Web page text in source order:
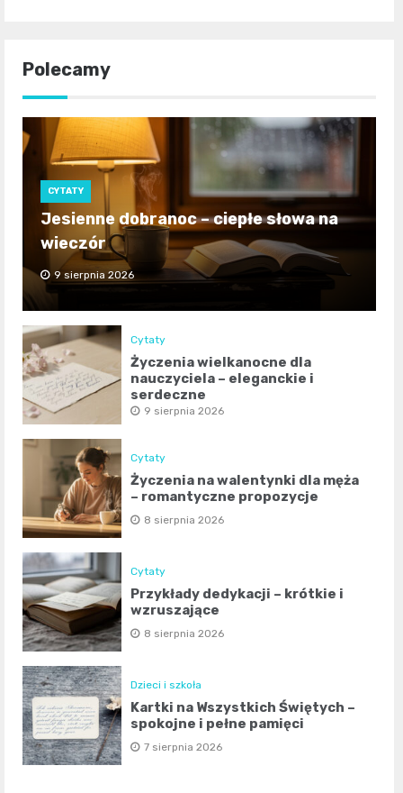
Polecamy
CYTATY
Jesienne dobranoc – ciepłe słowa na
wieczór
9 sierpnia 2026
Cytaty
Życzenia wielkanocne dla
nauczyciela – eleganckie i
serdeczne
9 sierpnia 2026
Cytaty
Życzenia na walentynki dla męża
– romantyczne propozycje
8 sierpnia 2026
Cytaty
Przykłady dedykacji – krótkie i
wzruszające
8 sierpnia 2026
Dzieci i szkoła
Kartki na Wszystkich Świętych –
spokojne i pełne pamięci
7 sierpnia 2026